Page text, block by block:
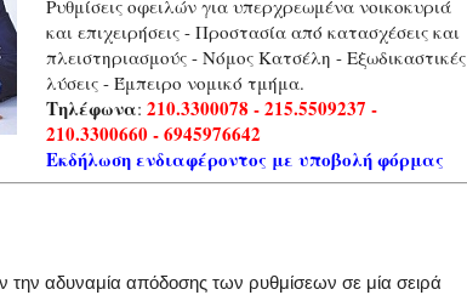
Ρυθμίσεις οφειλών για υπερχρεωμένα νοικοκυριά
και επιχειρήσεις - Προστασία από κατασχέσεις και
πλειστηριασμούς - Νόμος Κατσέλη - Εξωδικαστικές
λύσεις - Έμπειρο νομικό τμήμα.
Τηλέφωνα: 210.3300078 - 215.5509237 -
210.3300660 - 6945976642
Εκδήλωση ενδιαφέροντος με υποβολή φόρμας
την αδυναμία απόδοσης των ρυθμίσεων σε μία σειρά